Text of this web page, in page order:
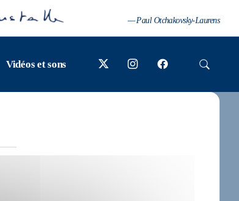
— Paul Otchakovsky-Laurens
Vidéos et sons